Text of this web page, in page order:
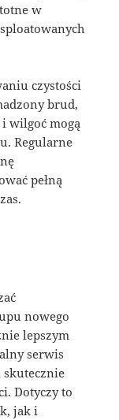
w
czystości
brud,
wilgoć mogą
Regularne
pełną
nowego
lepszym
serwis
skutecznie
Dotyczy to
jak i